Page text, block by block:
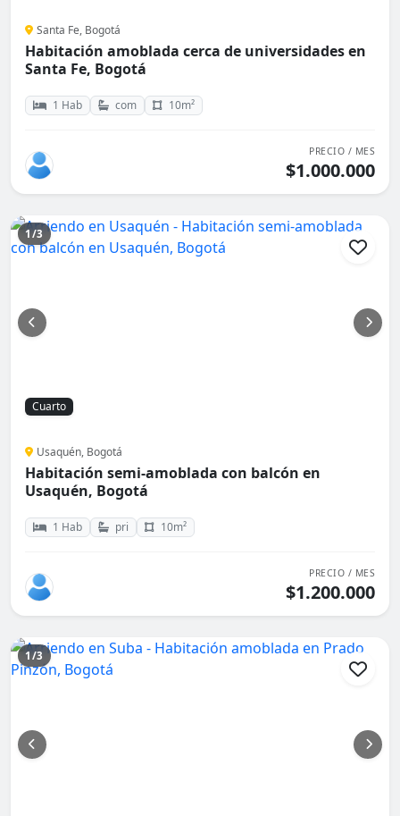
Santa Fe, Bogotá
Habitación amoblada cerca de universidades en
Santa Fe, Bogotá
1 Hab com 10m²
PRECIO / MES
$1.000.000
1/3
Cuarto
Usaquén, Bogotá
Habitación semi-amoblada con balcón en
Usaquén, Bogotá
1 Hab pri 10m²
PRECIO / MES
$1.200.000
1/3